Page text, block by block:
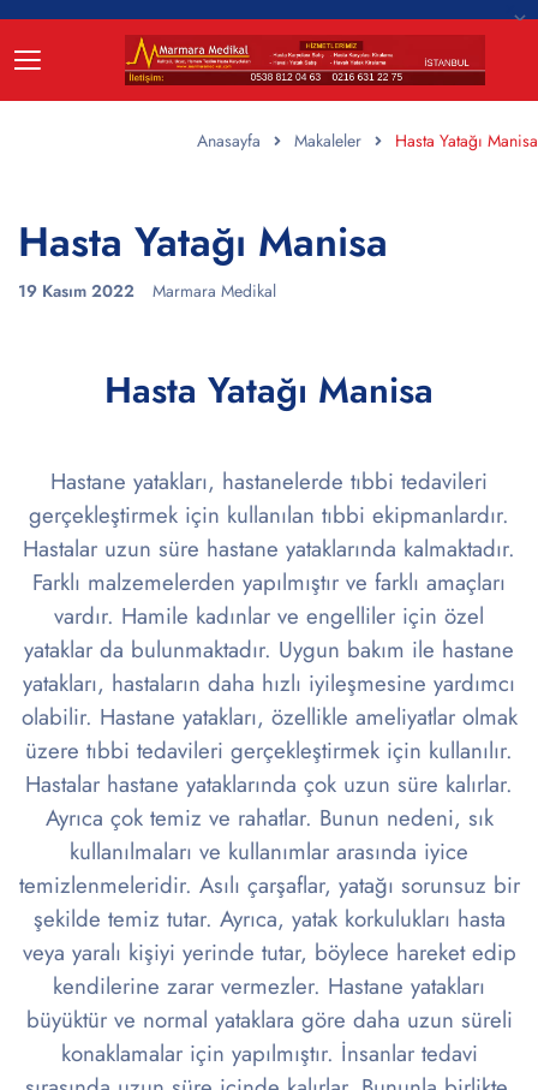
Anasayfa Makaleler Hasta Yatağı Manisa
Hasta Yatağı Manisa
19 Kasım 2022 Marmara Medikal
Hasta Yatağı Manisa
Hastane yatakları, hastanelerde tıbbi tedavileri
gerçekleştirmek için kullanılan tıbbi ekipmanlardır.
Hastalar uzun süre hastane yataklarında kalmaktadır.
Farklı malzemelerden yapılmıştır ve farklı amaçları
vardır. Hamile kadınlar ve engelliler için özel
yataklar da bulunmaktadır. Uygun bakım ile hastane
yatakları, hastaların daha hızlı iyileşmesine yardımcı
olabilir. Hastane yatakları, özellikle ameliyatlar olmak
üzere tıbbi tedavileri gerçekleştirmek için kullanılır.
Hastalar hastane yataklarında çok uzun süre kalırlar.
Ayrıca çok temiz ve rahatlar. Bunun nedeni, sık
kullanılmaları ve kullanımlar arasında iyice
temizlenmeleridir. Asılı çarşaflar, yatağı sorunsuz bir
şekilde temiz tutar. Ayrıca, yatak korkulukları hasta
veya yaralı kişiyi yerinde tutar, böylece hareket edip
kendilerine zarar vermezler. Hastane yatakları
büyüktür ve normal yataklara göre daha uzun süreli
konaklamalar için yapılmıştır. İnsanlar tedavi